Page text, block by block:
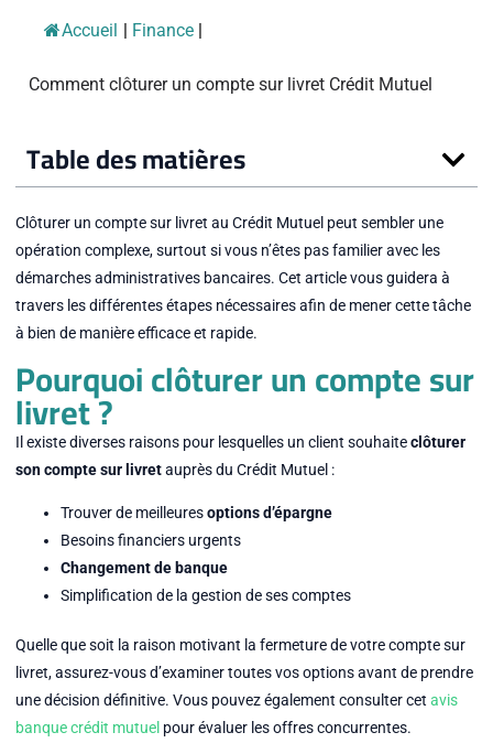
Accueil Finance
Comment clôturer un compte sur livret Crédit Mutuel
Table des matières
Clôturer un compte sur livret au Crédit Mutuel peut sembler une
opération complexe, surtout si vous n’êtes pas familier avec les
démarches administratives bancaires. Cet article vous guidera à
travers les différentes étapes nécessaires afin de mener cette tâche
à bien de manière efficace et rapide.
Pourquoi clôturer un compte sur
livret ?
Il existe diverses raisons pour lesquelles un client souhaiteclôturer
son compte sur livretauprès du Crédit Mutuel :
Trouver de meilleuresoptions d’épargne
Besoins financiers urgents
Changement de banque
Simplification de la gestion de ses comptes
Quelle que soit la raison motivant la fermeture de votre compte sur
livret, assurez-vous d’examiner toutes vos options avant de prendre
une décision définitive. Vous pouvez également consulter cet avis
banque crédit mutuel pour évaluer les offres concurrentes.